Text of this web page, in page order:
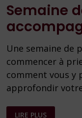
Semaine
Une semaine de
commencer à
comment vous y
approfondir
SEMAINE
LIRE PLUS